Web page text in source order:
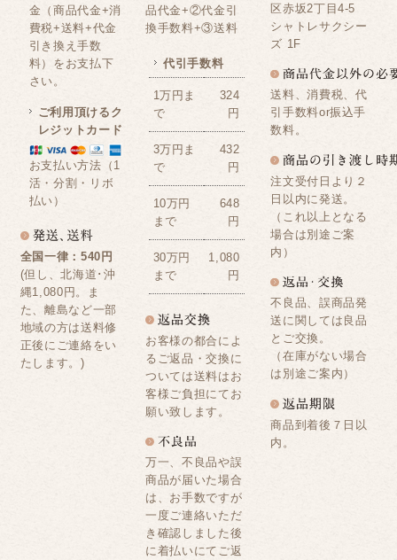
金（商品代金+消
費税+送料+代金
引き換え手数
料）をお支払下
さい。
ご利用頂けるク
レジットカード
お支払い方法（1
活・分割・リボ
払い）
全国一律：540円
(但し、北海道･沖
縄1,080円。ま
た、離島など一部
地域の方は送料修
正後にご連絡をい
たします。)
品代金+②代金引
換手数料+③送料
代引手数料
1万円ま
で
324
円
3万円ま
で
432
円
10万円
まで
648
円
30万円
まで
1,080
円
お客様の都合によ
るご返品・交換に
ついては送料はお
客様ご負担にてお
願い致します。
万一、不良品や誤
商品が届いた場合
は、お手数ですが
一度ご連絡いただ
き確認しました後
に着払いにてご返
区赤坂2丁目4-5
シャトレサクシー
ズ 1F
送料、消費税、代
引手数料or振込手
数料。
注文受付日より２
日以内に発送。
（これ以上となる
場合は別途ご案
内）
不良品、誤商品発
送に関しては良品
とご交換。
（在庫がない場合
は別途ご案内）
商品到着後７日以
内。